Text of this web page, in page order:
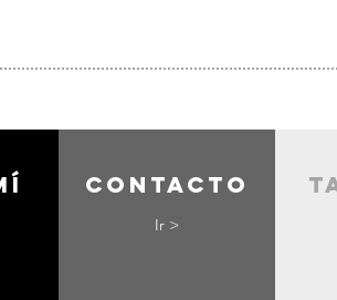
contacto
Ir >